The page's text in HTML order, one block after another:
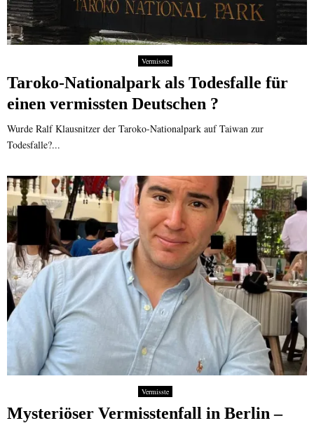
Vermisste
Taroko-Nationalpark als Todesfalle für
einen vermissten Deutschen ?
Wurde Ralf Klausnitzer der Taroko-Nationalpark auf Taiwan zur
Todesfalle?...
Vermisste
Mysteriöser Vermisstenfall in Berlin –